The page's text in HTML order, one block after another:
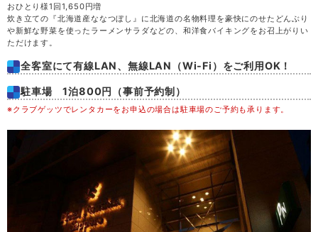
おひとり様1回1,650円増
炊き立ての『北海道産ななつぼし』に北海道の名物料理を豪快にのせたどんぶり
や新鮮な野菜を使ったラーメンサラダなどの、和洋食バイキングをお召上がりい
ただけます。
全客室にて有線LAN、無線LAN（Wi-Fi）をご利用OK！
駐車場 1泊800円（事前予約制）
※クラブゲッツでレンタカーをお申込の場合は駐車場のご予約も承ります。